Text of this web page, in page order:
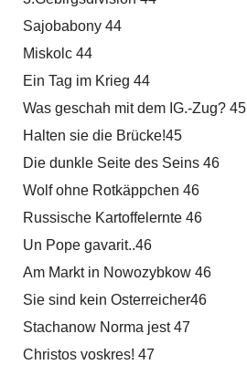
Sajobabony 44
Miskolc 44
Ein Tag im Krieg 44
Was geschah mit dem IG.-Zug? 45
Halten sie die Brücke!45
Die dunkle Seite des Seins 46
Wolf ohne Rotkäppchen 46
Russische Kartoffelernte 46
Un Pope gavarit..46
Am Markt in Nowozybkow 46
Sie sind kein Osterreicher46
Stachanow Norma jest 47
Christos voskres! 47